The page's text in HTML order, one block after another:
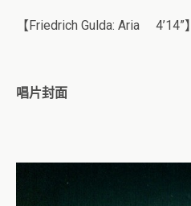
【Friedrich Gulda: Aria 4’14”】
唱片封面